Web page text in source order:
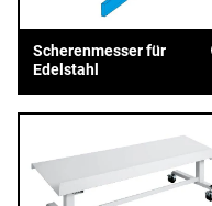
Scherenmesser für
Edelstahl